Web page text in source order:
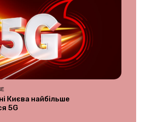
Києва найбільше
5G